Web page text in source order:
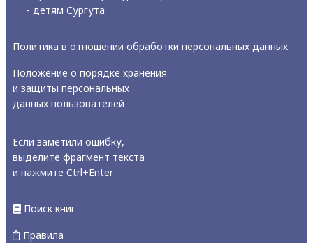
- детям Сургута
Политика в отношении обработки персональных данных
Положение о порядке хранения
и защиты персональных
данных пользователей
Если заметили ошибку,
выделите фрагмент текста
и нажмите Ctrl+Enter
Поиск книг
Правила